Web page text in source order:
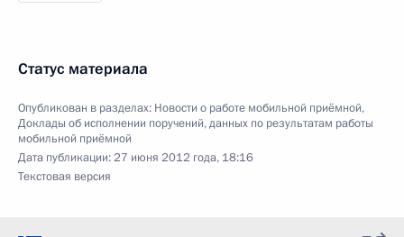
Статус материала
Опубликован в разделах: Новости о работе мобильной приёмной,
Доклады об исполнении поручений, данных по результатам работы
мобильной приёмной
Дата публикации:27 июня 2012 года, 18:16
Текстовая версия